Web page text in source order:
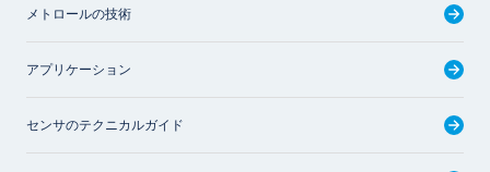
メトロールの技術
アプリケーション
センサのテクニカルガイド